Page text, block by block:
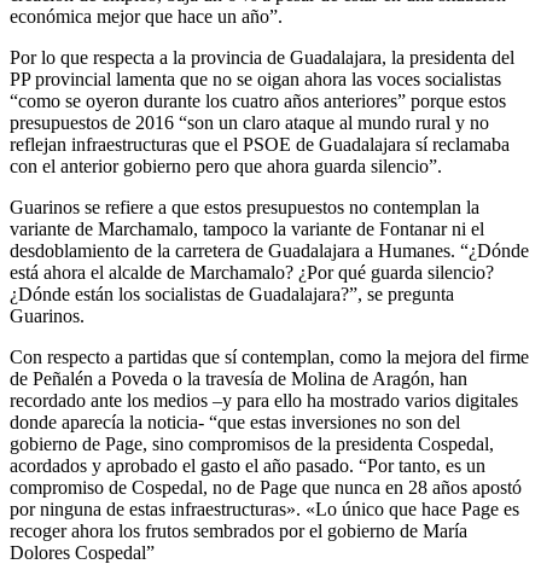
económica mejor que hace un año”.
Por lo que respecta a la provincia de Guadalajara, la presidenta del
PP provincial lamenta que no se oigan ahora las voces socialistas
“como se oyeron durante los cuatro años anteriores” porque estos
presupuestos de 2016 “son un claro ataque al mundo rural y no
reflejan infraestructuras que el PSOE de Guadalajara sí reclamaba
con el anterior gobierno pero que ahora guarda silencio”.
Guarinos se refiere a que estos presupuestos no contemplan la
variante de Marchamalo, tampoco la variante de Fontanar ni el
desdoblamiento de la carretera de Guadalajara a Humanes. “¿Dónde
está ahora el alcalde de Marchamalo? ¿Por qué guarda silencio?
¿Dónde están los socialistas de Guadalajara?”, se pregunta
Guarinos.
Con respecto a partidas que sí contemplan, como la mejora del firme
de Peñalén a Poveda o la travesía de Molina de Aragón, han
recordado ante los medios –y para ello ha mostrado varios digitales
donde aparecía la noticia- “que estas inversiones no son del
gobierno de Page, sino compromisos de la presidenta Cospedal,
acordados y aprobado el gasto el año pasado. “Por tanto, es un
compromiso de Cospedal, no de Page que nunca en 28 años apostó
por ninguna de estas infraestructuras». «Lo único que hace Page es
recoger ahora los frutos sembrados por el gobierno de María
Dolores Cospedal”